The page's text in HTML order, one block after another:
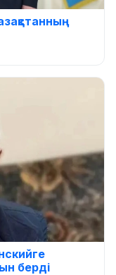
берді